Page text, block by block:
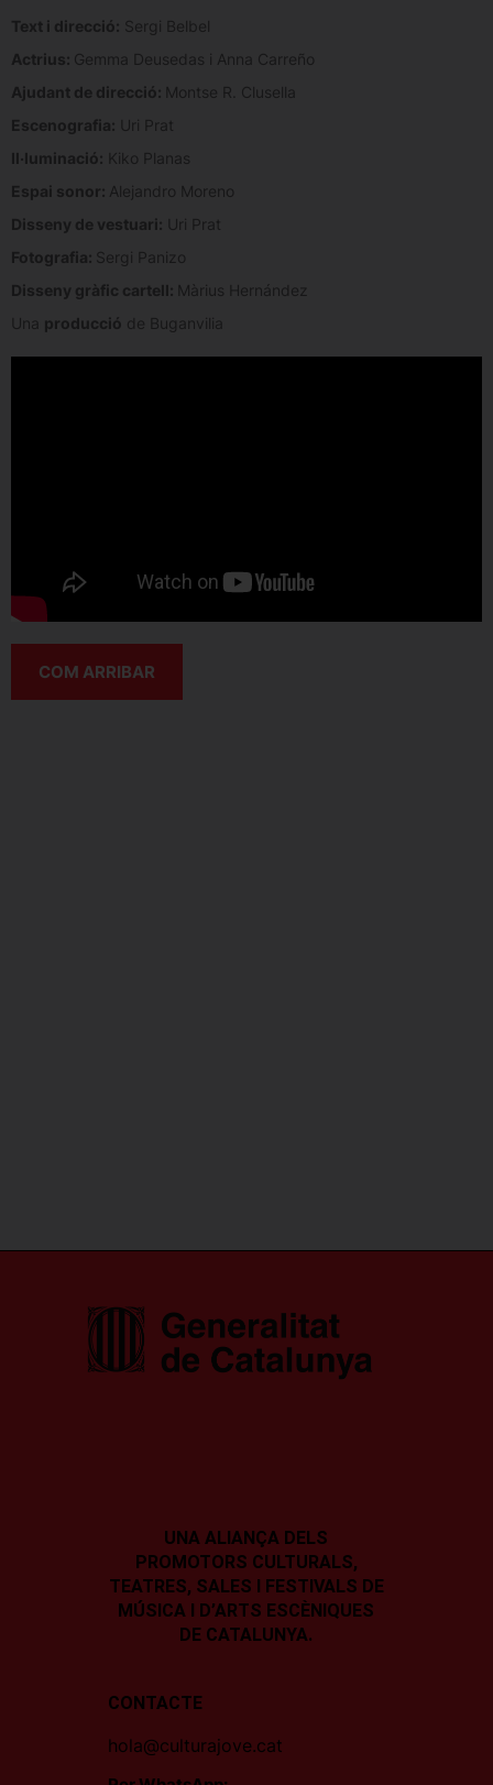
Text i direcció: Sergi Belbel
Actrius: Gemma Deusedas i Anna Carreño
Ajudant de direcció: Montse R. Clusella
Escenografia: Uri Prat
Il·luminació: Kiko Planas
Espai sonor: Alejandro Moreno
Disseny de vestuari: Uri Prat
Fotografia: Sergi Panizo
Disseny gràfic cartell: Màrius Hernández
Una producció de Buganvilia
COM ARRIBAR
UNA ALIANÇA DELS
PROMOTORS CULTURALS,
TEATRES, SALES I FESTIVALS DE
MÚSICA I D’ARTS ESCÈNIQUES
DE CATALUNYA.
CONTACTE
hola@culturajove.cat